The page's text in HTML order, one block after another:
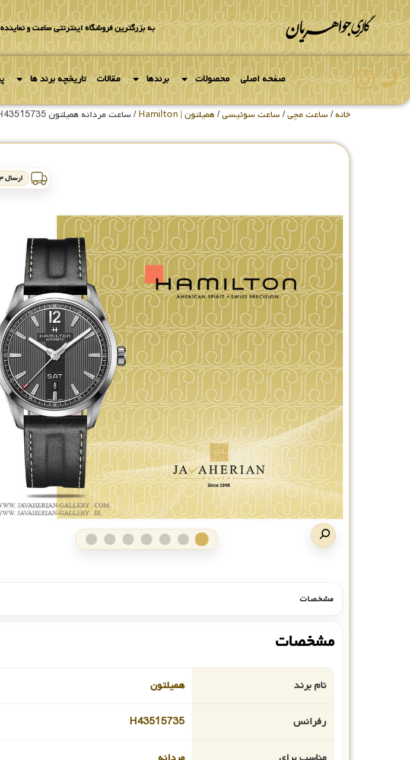
به بزرگترین فروشگاه اینترنتی ساعت و
صفحه اصلی محصولات برندها مقالات تاریخچه برند ها
خانه/ساعت مچی/ساعت سوئیسی/ همیلتون | Hamilton / ساعت مردانه همیلتون H43515735
ارسال ۳-۷ روز کاری
مشخصات
مشخصات
نام برند همیلتون
رفرانس H43515735